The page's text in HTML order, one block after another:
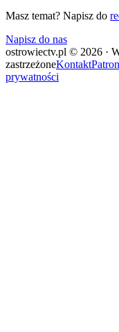
Masz temat? Napisz do
Napisz do nas
ostrowiectv.pl © 2026 ·
zastrzeżoneKontakt
prywatności